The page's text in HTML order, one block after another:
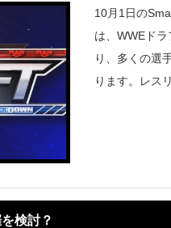
10月1日の
は、WWEド
り、多くの選
ります。レス
検討？